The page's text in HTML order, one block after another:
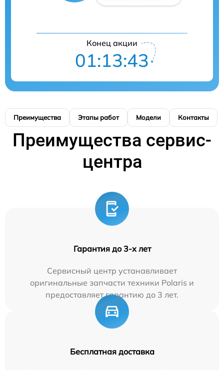
Конец акции
01:13:43
Преимущества Этапы работ Модели Контакты
Преимущества сервис-
центра
Гарантия до 3-х лет
Сервисный центр устанавливает
оригинальные запчасти техники Polaris и
предоставляет гарантию до 3 лет.
Бесплатная доставка